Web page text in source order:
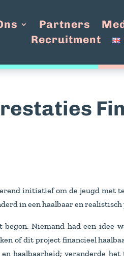
Partners
Recruitment
initiatief om de jeugd met
in een haalbaar en
Niemand had een idee
of dit project financieel
haalbaarheid; veranderde